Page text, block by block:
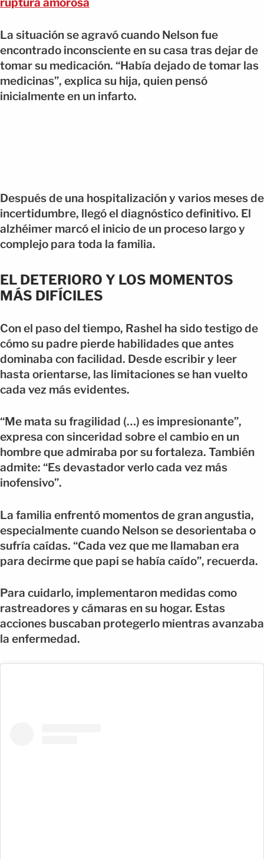
ruptura amorosa
La situación se agravó cuando Nelson fue
encontrado inconsciente en su casa tras dejar de
tomar su medicación. “Había dejado de tomar las
medicinas”, explica su hija, quien pensó
inicialmente en un infarto.
Después de una hospitalización y varios meses de
incertidumbre, llegó el diagnóstico definitivo. El
alzhéimer marcó el inicio de un proceso largo y
complejo para toda la familia.
EL DETERIORO Y LOS MOMENTOS
MÁS DIFÍCILES
Con el paso del tiempo, Rashel ha sido testigo de
cómo su padre pierde habilidades que antes
dominaba con facilidad. Desde escribir y leer
hasta orientarse, las limitaciones se han vuelto
cada vez más evidentes.
“Me mata su fragilidad (…) es impresionante”,
expresa con sinceridad sobre el cambio en un
hombre que admiraba por su fortaleza. También
admite: “Es devastador verlo cada vez más
inofensivo”.
La familia enfrentó momentos de gran angustia,
especialmente cuando Nelson se desorientaba o
sufría caídas. “Cada vez que me llamaban era
para decirme que papi se había caído”, recuerda.
Para cuidarlo, implementaron medidas como
rastreadores y cámaras en su hogar. Estas
acciones buscaban protegerlo mientras avanzaba
la enfermedad.